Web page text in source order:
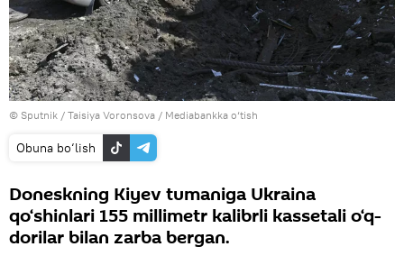
© Sputnik / Taisiya Voronsova / Mediabankka o‘tish
Obuna bo‘lish
Doneskning Kiyev tumaniga Ukraina
qo‘shinlari 155 millimetr kalibrli kassetali o‘q-
dorilar bilan zarba bergan.